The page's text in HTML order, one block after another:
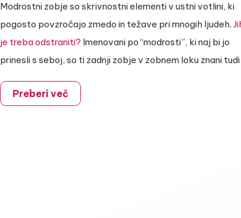
Modrostni zobje so skrivnostni elementi v ustni votlini, ki
pogosto povzročajo zmedo in težave pri mnogih ljudeh.
je treba odstraniti? Imenovani po “modrosti”, ki naj bi jo
prinesli s seboj, so ti zadnji zobje v zobnem loku znani
Preberi več